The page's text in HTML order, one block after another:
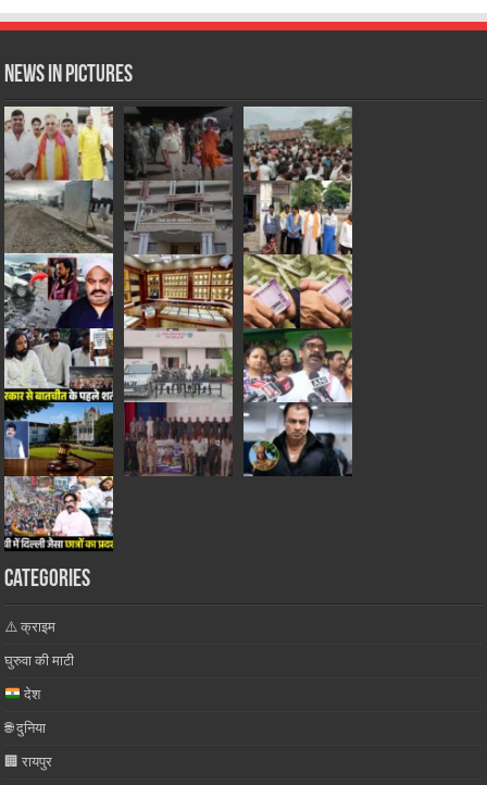
News in Pictures
Categories
⚠️ क्राइम
घुरुवा की माटी
देश
🌐 दुनिया
🏢 रायपुर